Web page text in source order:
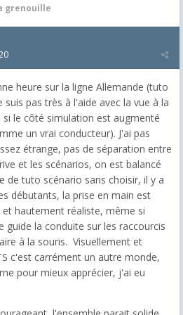
grenouille
heure sur la ligne Allemande (tuto
pas très à l'aide avec la vue à la
le côté simulation est augmenté
un vrai conducteur). J'ai pas
étrange, pas de séparation entre
et les scénarios, on est balancé
de tuto scénario sans choisir, il y a
débutants, la prise en main est
hautement réaliste, même si
guide la conduite sur les raccourcis
à la souris. Visuellement et
c'est carrément un autre monde,
pour mieux apprécier, j'ai eu